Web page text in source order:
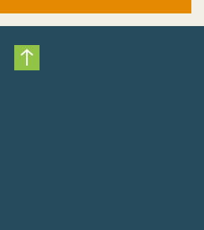
Nach oben scrollen